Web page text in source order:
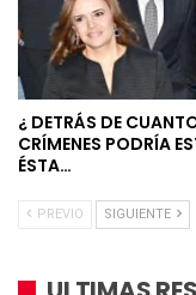
¿ DETRÁS DE
CRÍMENES PODRÍA
ÉSTA…
PREVIO SIGUIENTE